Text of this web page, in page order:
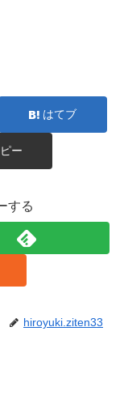
はてブ
ー
する
hiroyuki.ziten33